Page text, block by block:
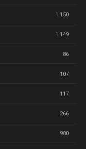
1.150
1.149
86
107
117
266
980